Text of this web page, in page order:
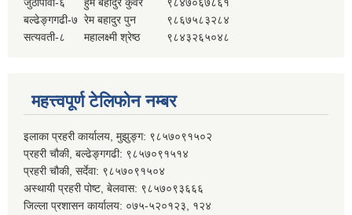
बल्ढेङ्गगढी-७ रेम बहादुर पुन
९८६७५८३२८४
सत्यवती-८
महालक्ष्मी श्रेष्ठ ९८४३२६५०४८
महत्त्वपूर्ण टेलिफोन नम्बर
इलाका प्रहरी कार्यालय, मुझुङ्ग: ९८५७०९१५०२
प्रहरी चौकी, बल्ढेङ्गगढी: ९८५७०९१५१४
प्रहरी चौकी, सर्देवा: ९८५७०९१५०४
अस्थायी प्रहरी पोष्ट, बेलवास: ९८५७०९३६६६
जिल्ला प्रशासन कार्यालय: ०७५-५२०१२३, १२४